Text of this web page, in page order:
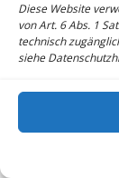
Diese Website
von Art. 6 Abs. 1
technisch
siehe